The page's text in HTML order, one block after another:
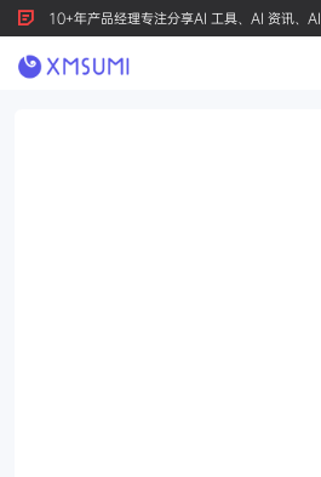
10+年产品经理专注分享AI 工具、AI 资讯
产品创新，按 Ctrl+D 收藏我们